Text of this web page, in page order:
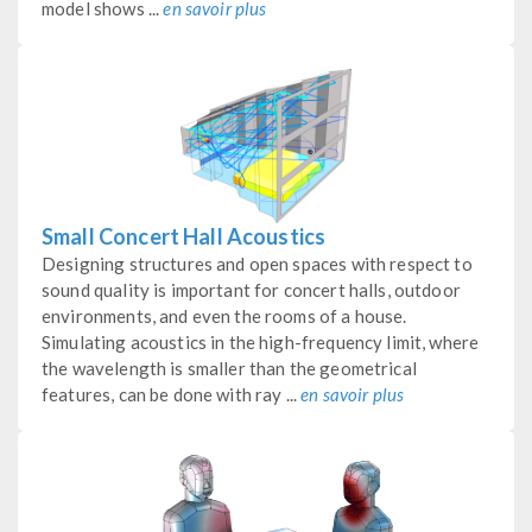
model shows ...en savoir plus
Small Concert Hall Acoustics
Designing structures and open spaces with respect to
sound quality is important for concert halls, outdoor
environments, and even the rooms of a house.
Simulating acoustics in the high-frequency limit, where
the wavelength is smaller than the geometrical
features, can be done with ray ...en savoir plus